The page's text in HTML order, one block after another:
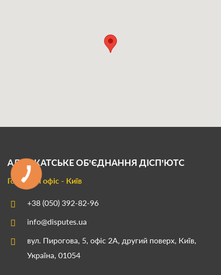
АДВОКАТСЬКЕ ОБ’ЄДНАННЯ ДІСП’ЮТС
Головний офіс - Київ
+38 (050) 392-82-96
info@disputes.ua
вул. Пирогова, 5, офіс 2А, другий поверх, Київ,
Україна, 01054